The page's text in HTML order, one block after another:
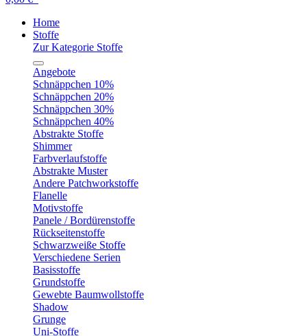
Home
Stoffe
Zur Kategorie Stoffe
Angebote
Schnäppchen 10%
Schnäppchen 20%
Schnäppchen 30%
Schnäppchen 40%
Abstrakte Stoffe
Shimmer
Farbverlaufstoffe
Abstrakte Muster
Andere Patchworkstoffe
Flanelle
Motivstoffe
Panele / Bordürenstoffe
Rückseitenstoffe
Schwarzweiße Stoffe
Verschiedene Serien
Basisstoffe
Grundstoffe
Gewebte Baumwollstoffe
Shadow
Grunge
Uni-Stoffe